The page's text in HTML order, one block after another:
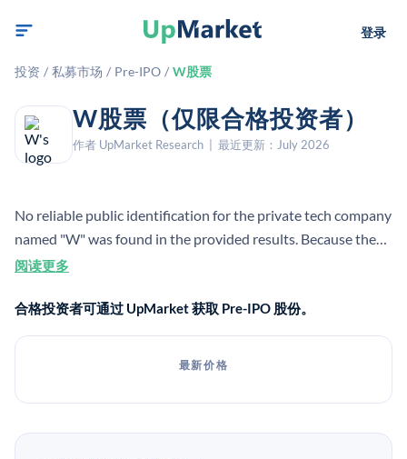
登录
投资 / 私募市场 / Pre-IPO / W股票
W股票（仅限合格投资者）
作者 UpMarket Research | 最近更新：July 2026
No reliable public identification for the private tech company
named "W" was found in the provided results. Because the
entity is ambiguous, key company facts cannot be verified
阅读更多
合格投资者可通过 UpMarket 获取 Pre-IPO 股份。
最新价格